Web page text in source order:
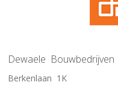
Dewaele Bouwbedrijven
Berkenlaan 1K